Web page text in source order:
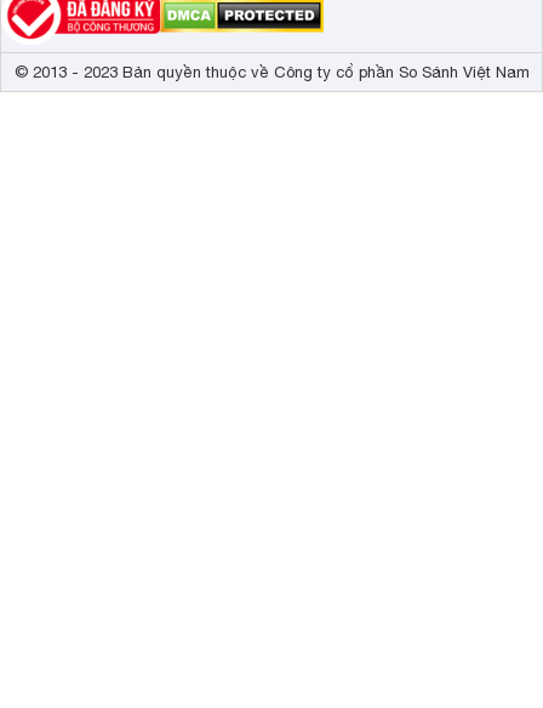
© 2013 - 2023 Bản quyền thuộc về Công ty cổ phần So Sánh Việt Nam